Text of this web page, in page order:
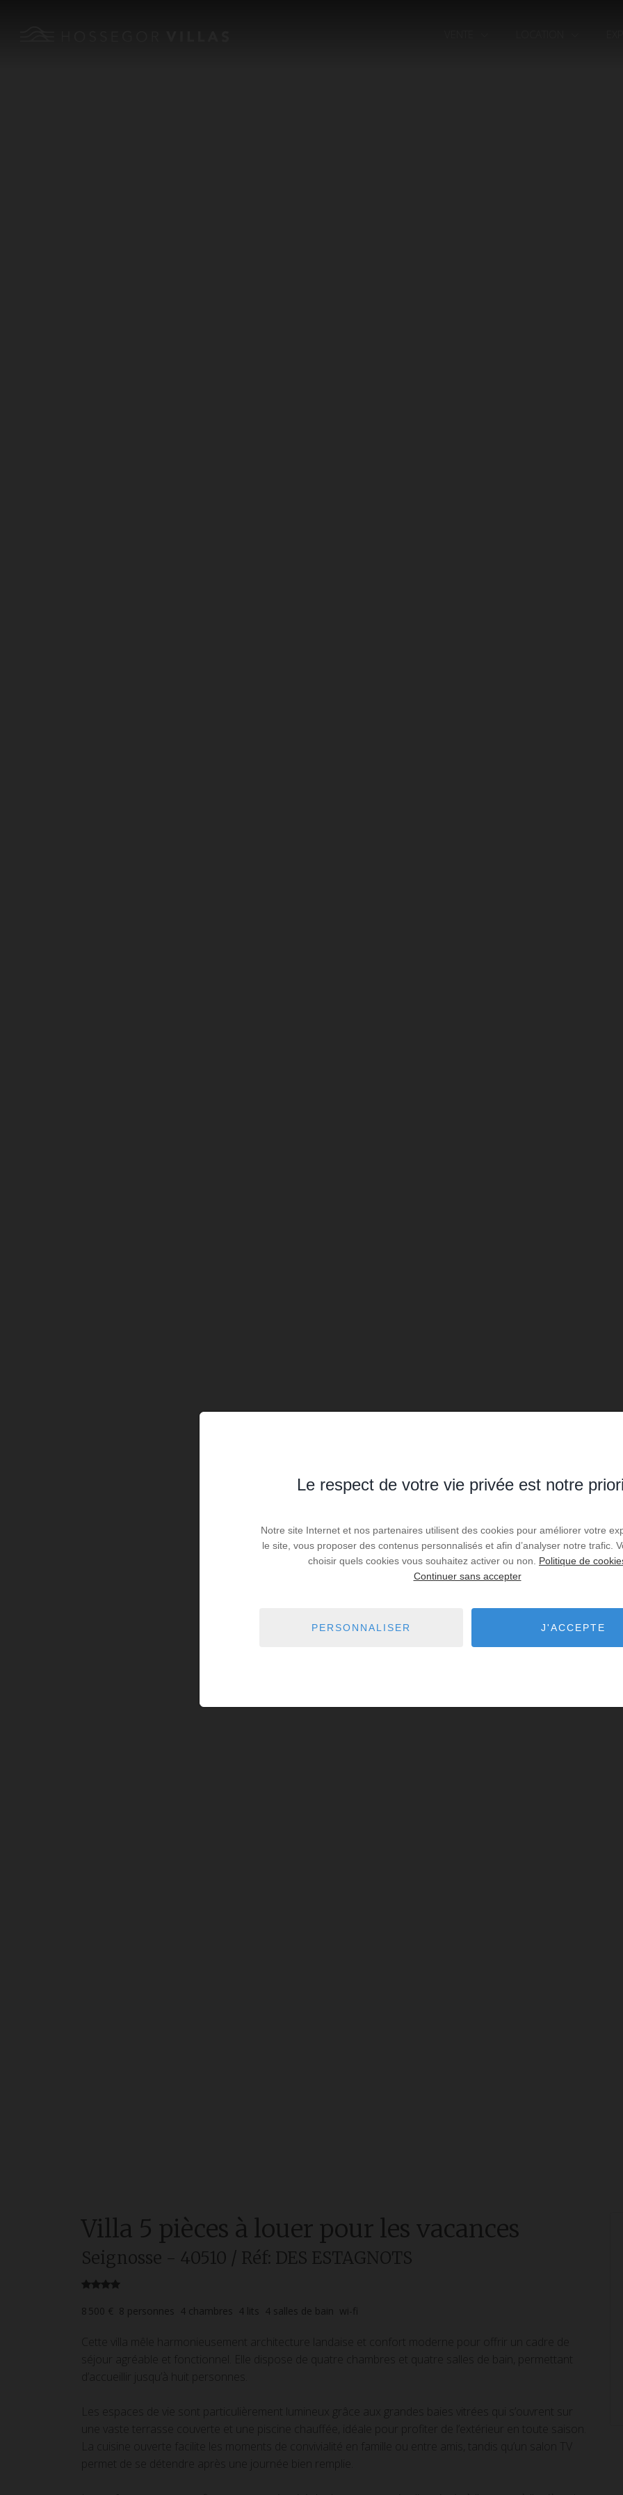
Villa 5 pièces à louer pour les vacances
Seignosse - 40510 / Réf: DES ESTAGNOTS
8 500 € 8 personnes 4 chambres 4 lits 4 salles de bain wi-fi
Cette villa mêle harmonieusement architecture landaise et confort moderne pour offrir un cadre de
séjour agréable et fonctionnel. Elle dispose de quatre chambres et quatre salles de bain, permettant
d’accueillir jusqu’à huit personnes.
Les espaces de vie sont particulièrement lumineux grâce aux grandes baies vitrées qui s’ouvrent sur
une vaste terrasse couverte et une piscine chauffée, idéale pour profiter de l’extérieur en toute saison.
La cuisine ouverte facilite les moments de convivialité en famille ou entre amis, tandis qu’un salon TV
permet de se détendre après une journée bien remplie.
Le respect de votre vie privée est notre
Notre site Internet et nos partenaires utilisent des cookies pour améliorer votre
le site, vous proposer des contenus personnalisés et afin d’analyser notre trafic.
choisir quels cookies vous souhaitez activer ou non. Politique de
Continuer sans accepter
PERSONNALISER J'ACCEPTE